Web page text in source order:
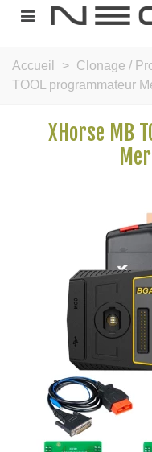
Accueil > Clonage /
TOOL programmateur
XHorse MB